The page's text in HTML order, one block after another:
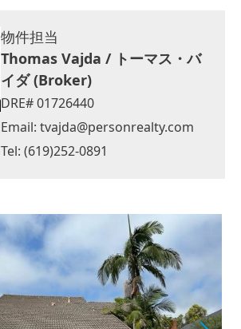
物件担当
Thomas Vajda / トーマス・バ
イダ (Broker)
DRE# 01726440
Email:tvajda@personrealty.com
Tel: (619)252-0891